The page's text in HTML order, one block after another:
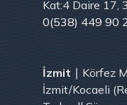
Kat:4 Daire 17,
0(538) 449 90
İzmit ∣ Körfez
İzmit/Kocaeli